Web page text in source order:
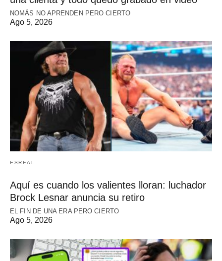
NOMÁS NO APRENDEN PERO CIERTO
Ago 5, 2026
ESREAL
Aquí es cuando los valientes lloran: luchador
Brock Lesnar anuncia su retiro
EL FIN DE UNA ERA PERO CIERTO
Ago 5, 2026